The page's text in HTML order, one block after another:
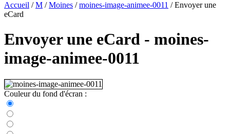
Accueil /M /Moines /moines-image-animee-0011 / Envoyer une
eCard
Envoyer une eCard - moines-
image-animee-0011
Couleur du fond d'écran :